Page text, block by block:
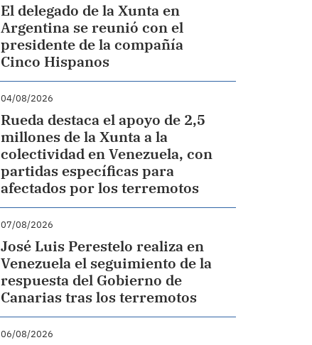
El delegado de la Xunta en
Argentina se reunió con el
presidente de la compañía
Cinco Hispanos
04/08/2026
Rueda destaca el apoyo de 2,5
millones de la Xunta a la
colectividad en Venezuela, con
partidas específicas para
afectados por los terremotos
07/08/2026
José Luis Perestelo realiza en
Venezuela el seguimiento de la
respuesta del Gobierno de
Canarias tras los terremotos
06/08/2026